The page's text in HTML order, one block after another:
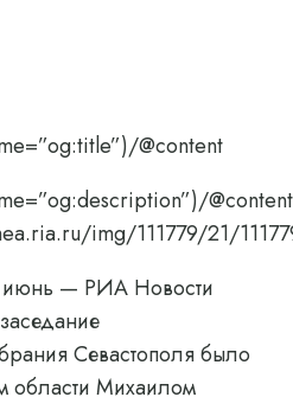
@content
@content
img/111779/21/
— РИА Новости
Севастополя было
области Михаилом